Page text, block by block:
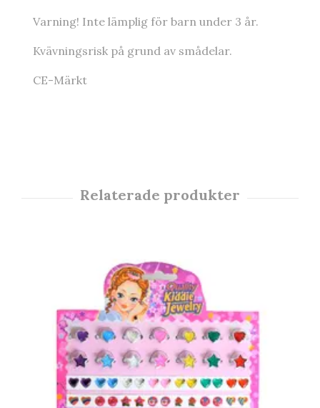
Varning! Inte lämplig för barn under 3 år.
Kvävningsrisk på grund av smådelar.
CE-Märkt